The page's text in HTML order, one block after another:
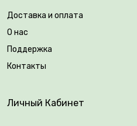
Упаковка: закрытая
Доставка и оплата
О нас
Поддержка
Контакты
Личный Кабинет